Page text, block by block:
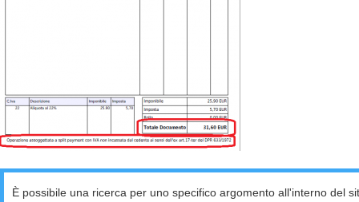
È possibile una ricerca per uno specifico argomento all'interno del